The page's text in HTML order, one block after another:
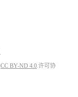
CC BY-ND 4.0 .许可协